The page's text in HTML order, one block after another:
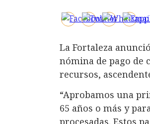
La Fortaleza
nómina de pago de
recursos,
“Aprobamos una
65 años o más y